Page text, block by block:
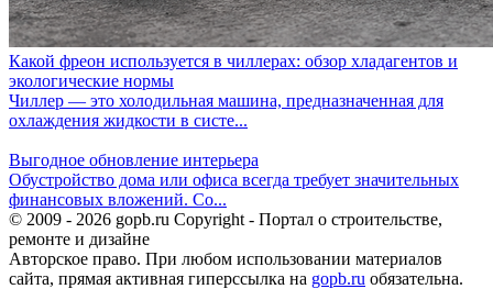
Какой фреон используется в чиллерах: обзор хладагентов и
экологические нормы
Чиллер — это холодильная машина, предназначенная для
охлаждения жидкости в систе...
Выгодное обновление интерьера
Обустройство дома или офиса всегда требует значительных
финансовых вложений. Со...
© 2009 - 2026 gopb.ru Copyright - Портал о строительстве,
ремонте и дизайне
Авторское право. При любом использовании материалов
сайта, прямая активная гиперссылка на gopb.ru обязательна.